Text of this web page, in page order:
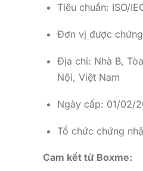
Tiêu chuẩn: ISO/
Đơn vị được
Địa chỉ: Nhà B,
Nội, Việt Nam
Ngày cấp: 01/02/
Tổ chức chứng
Cam kết từ Boxme: